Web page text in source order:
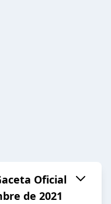
Oficial
de 2021